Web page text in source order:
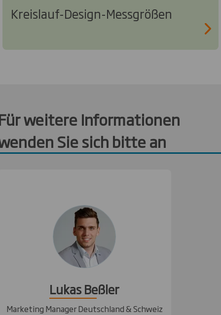
Kreislauf-Design-Messgrößen
weitere Informationen
Sie sich bitte an
Lukas Beßler
Marketing Manager Deutschland & Schweiz